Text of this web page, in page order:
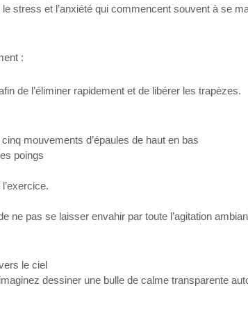
stress et l’anxiété qui commencent souvent à se
:
de l’éliminer rapidement et de libérer les trapèzes.
mouvements d’épaules de haut en bas
poings
ne pas se laisser envahir par toute l’agitation
le ciel
dessiner une bulle de calme transparente